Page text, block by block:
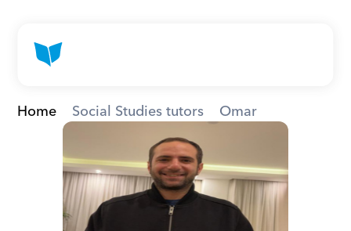
Home Social Studies tutors Omar